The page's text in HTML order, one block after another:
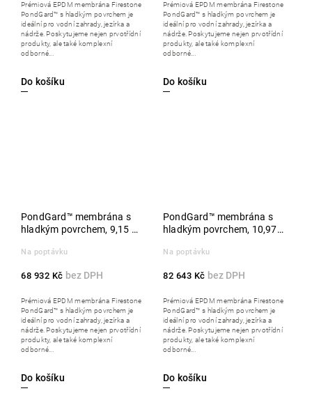
Do košíku
Prémiová EPDM membrána Firestone
PondGard™ s hladkým povrchem je
ideální pro vodní zahrady, jezírka a
nádrže. Poskytujeme nejen prvotřídní
produkty, ale také komplexní
odborné...
Do košíku
Prémiová EPDM membrána Firestone
PondGard™ s hladkým povrchem je
ideální pro vodní zahrady, jezírka a
nádrže. Poskytujeme nejen prvotřídní
produkty, ale také komplexní
odborné...
PondGard™ membrána s
hladkým povrchem, 9,15 x
Na poptávku
68 932 Kč
Do košíku
Prémiová EPDM membrána Firestone
PondGard™ s hladkým povrchem je
ideální pro vodní zahrady, jezírka a
nádrže. Poskytujeme nejen prvotřídní
produkty, ale také komplexní
odborné...
PondGard™ membrána s
hladkým povrchem, 10,97 x
Na poptávku
82 643 Kč
Do košíku
Prémiová EPDM membrána Firestone
PondGard™ s hladkým povrchem je
ideální pro vodní zahrady, jezírka a
nádrže. Poskytujeme nejen prvotřídní
produkty, ale také komplexní
odborné...